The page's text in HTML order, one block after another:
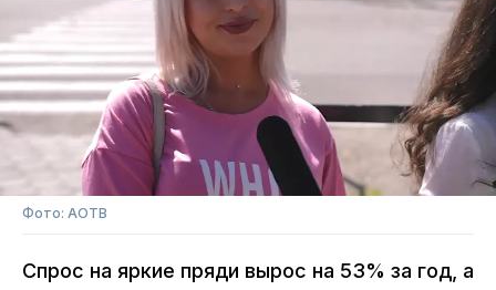
Фото: АОТВ
Спрос на яркие пряди вырос на 53% за год, а